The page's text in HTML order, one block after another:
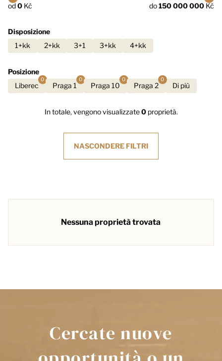
od0 Kč do150 000 000 Kč
Disposizione
1+kk
2+kk 3+1 3+kk 4+kk
Posizione
Liberec
0
Praga 1
0
Praga 10
0
Praga 2
0
Di più
In totale, vengono visualizzate0proprietà.
NASCONDERE FILTRI
Nessuna proprietà trovata
Cercate nuove